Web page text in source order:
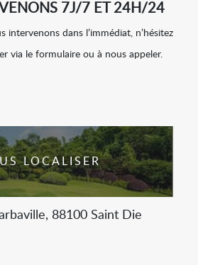
7J/7 ET 24H/24
intervenons dans l’immédiat, n’hésitez
via le formulaire ou à nous appeler.
LOCALISER
88100 Saint Die